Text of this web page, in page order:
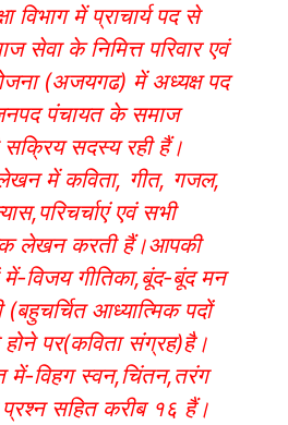
विभाग में प्राचार्य पद से
सेवा के निमित्त परिवार एवं
(अजयगढ) में अध्यक्ष पद
पंचायत के समाज
सक्रिय सदस्य रही हैं।
में कविता, गीत, गजल,
एवं सभी
लेखन करती हैं।आपकी
विजय गीतिका,बूंद-बूंद मन
(बहुचर्चित आध्यात्मिक पदों
पर(कविता संग्रह)है।
में-विहग स्वन,चिंतन,तरंग
सहित करीब १६ हैं।